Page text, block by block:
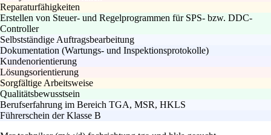
Reparaturfähigkeiten
Erstellen von Steuer- und Regelprogrammen für SPS- bzw. DDC-
Controller
Selbstständige Auftragsbearbeitung
Dokumentation (Wartungs- und Inspektionsprotokolle)
Kundenorientierung
Lösungsorientierung
Sorgfältige Arbeitsweise
Qualitätsbewusstsein
Berufserfahrung im Bereich TGA, MSR, HKLS
Führerschein der Klasse B